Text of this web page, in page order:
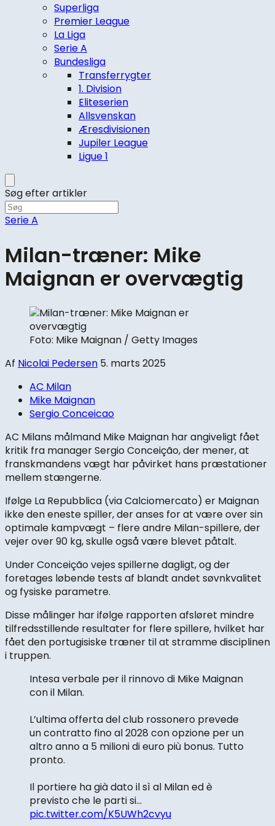
Superliga
Premier League
La Liga
Serie A
Bundesliga
Transferrygter
1. Division
Eliteserien
Allsvenskan
Æresdivisionen
Jupiler League
Ligue 1
Søg efter artikler
Serie A
Milan-træner: Mike
Maignan er overvægtig
Foto: Mike Maignan / Getty Images
Af Nicolai Pedersen 5. marts 2025
AC Milan
Mike Maignan
Sergio Conceicao
AC Milans målmand Mike Maignan har angiveligt fået
kritik fra manager Sergio Conceição, der mener, at
franskmandens vægt har påvirket hans præstationer
mellem stængerne.
Ifølge La Repubblica (via Calciomercato) er Maignan
ikke den eneste spiller, der anses for at være over sin
optimale kampvægt – flere andre Milan-spillere, der
vejer over 90 kg, skulle også være blevet påtalt.
Under Conceição vejes spillerne dagligt, og der
foretages løbende tests af blandt andet søvnkvalitet
og fysiske parametre.
Disse målinger har ifølge rapporten afsløret mindre
tilfredsstillende resultater for flere spillere, hvilket har
fået den portugisiske træner til at stramme disciplinen
i truppen.
Intesa verbale per il rinnovo di Mike Maignan
con il Milan.
L’ultima offerta del club rossonero prevede
un contratto fino al 2028 con opzione per un
altro anno a 5 milioni di euro più bonus. Tutto
pronto.
Il portiere ha già dato il sì al Milan ed è
previsto che le parti si…
pic.twitter.com/K5UWh2cvyu